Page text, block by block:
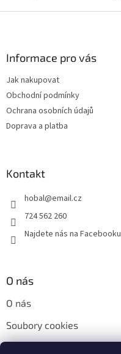
Informace pro vás
Jak nakupovat
Obchodní podmínky
Ochrana osobních údajů
Doprava a platba
Kontakt
hobal@email.cz
724 562 260
Najdete nás na Facebooku
O nás
O nás
Soubory cookies